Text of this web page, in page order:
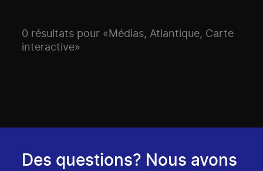
0 résultats pour «Médias, Atlantique, Carte
interactive»
Des questions? Nous avons